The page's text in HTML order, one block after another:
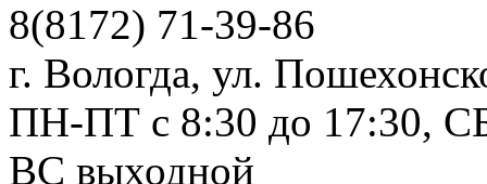
8(8172) 71-39-86
г. Вологда, ул.
ПН-ПТ c 8:30 до 17:30,
ВС выходной